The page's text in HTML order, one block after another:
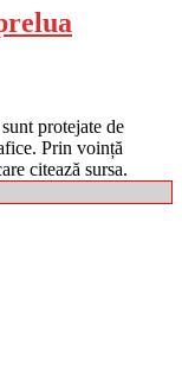
protejate de
Prin voință
citează sursa.